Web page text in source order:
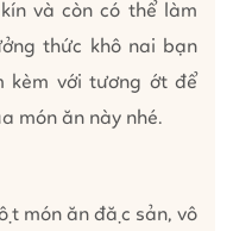
và còn có thể làm
thức khô nai bạn
kèm với tương ớt để
món ăn này nhé.
món ăn đặc sản, vô